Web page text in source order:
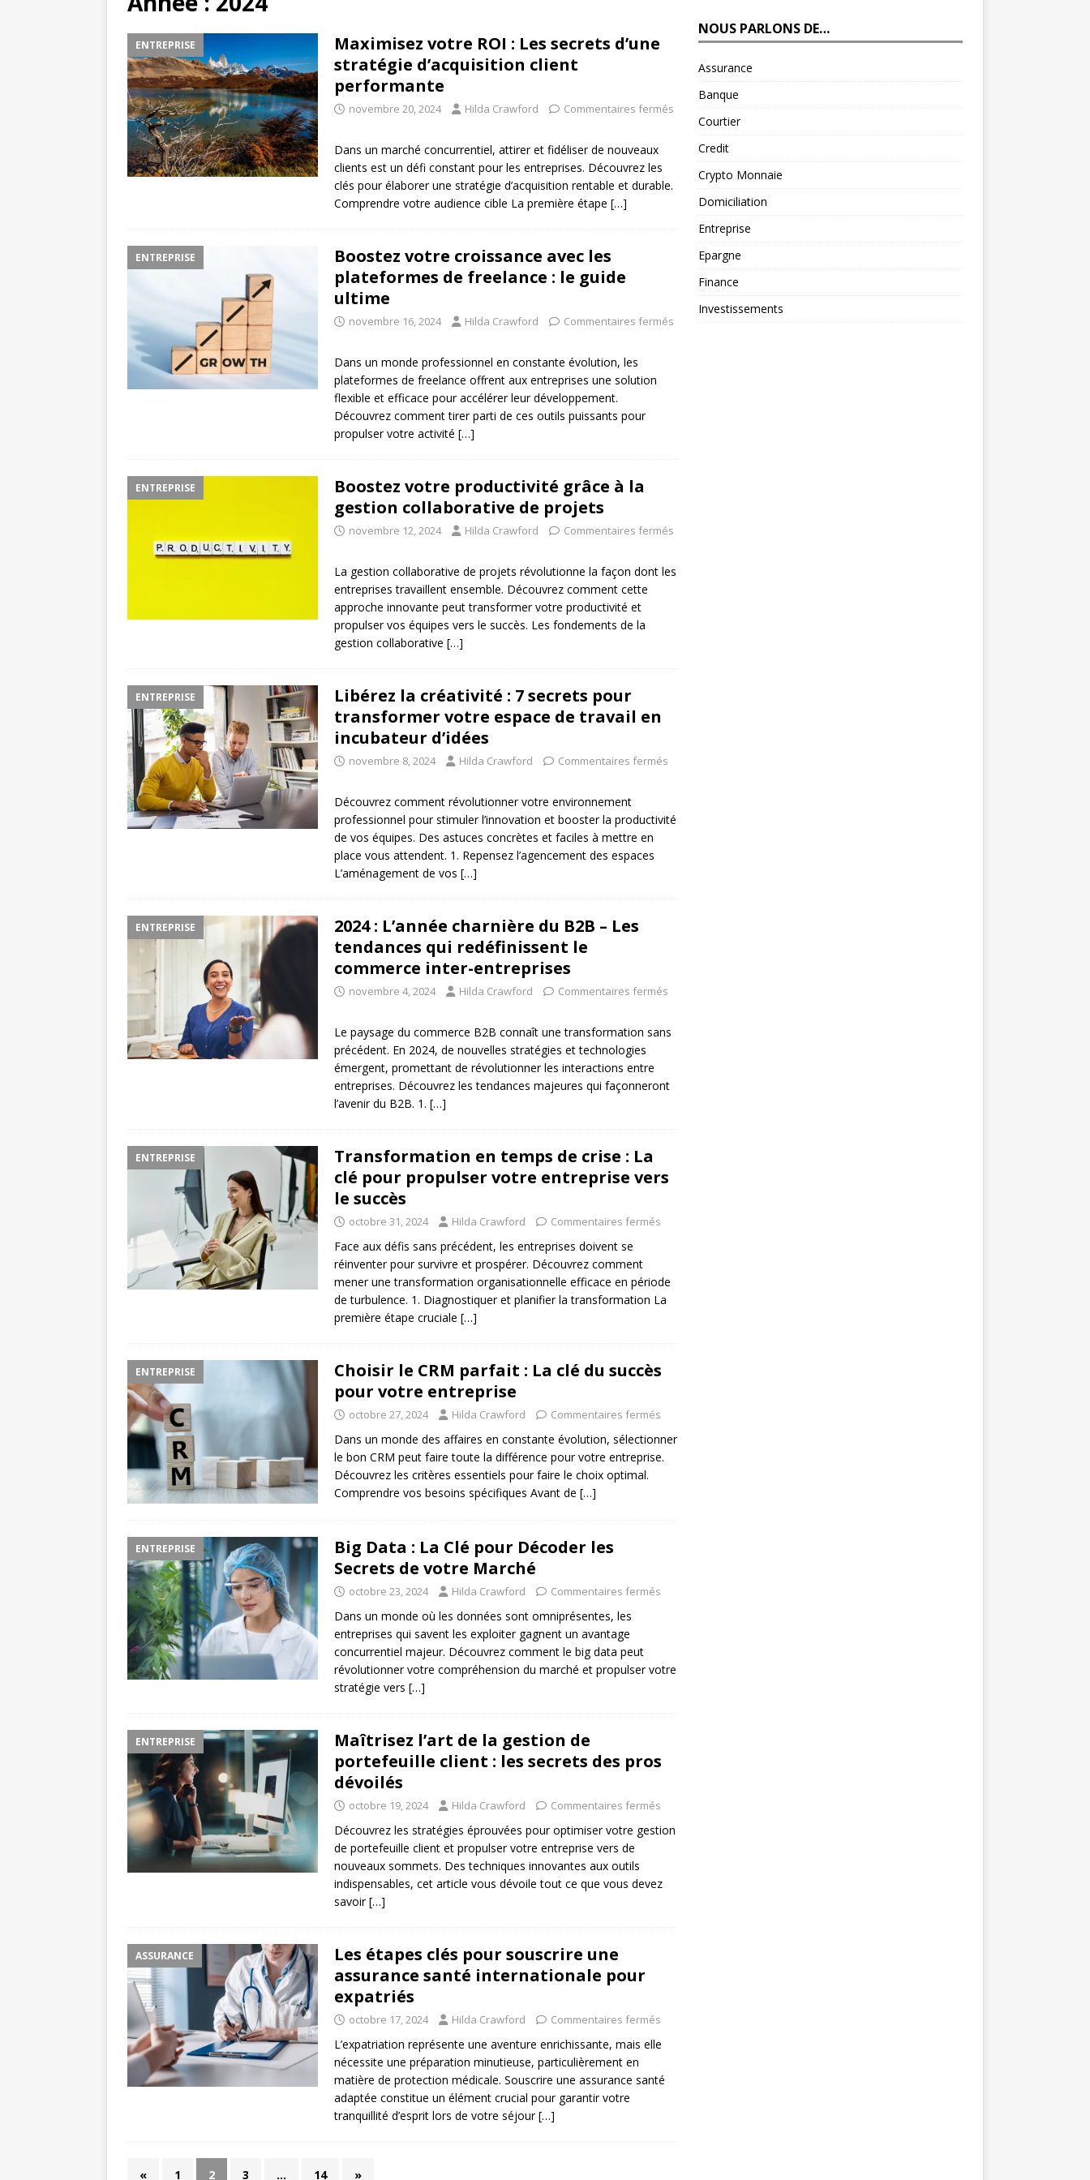
ENTREPRISE
Maximisez votre ROI : Les secrets d’une
stratégie d’acquisition client
performante
novembre 20, 2024 Hilda Crawford Commentaires fermés
Dans un marché concurrentiel, attirer et fidéliser de nouveaux
clients est un défi constant pour les entreprises. Découvrez les
clés pour élaborer une stratégie d’acquisition rentable et durable.
Comprendre votre audience cible La première étape […]
ENTREPRISE
Boostez votre croissance avec les
plateformes de freelance : le guide
ultime
novembre 16, 2024 Hilda Crawford Commentaires fermés
Dans un monde professionnel en constante évolution, les
plateformes de freelance offrent aux entreprises une solution
flexible et efficace pour accélérer leur développement.
Découvrez comment tirer parti de ces outils puissants pour
propulser votre activité […]
ENTREPRISE
Boostez votre productivité grâce à la
gestion collaborative de projets
novembre 12, 2024 Hilda Crawford Commentaires fermés
La gestion collaborative de projets révolutionne la façon dont les
entreprises travaillent ensemble. Découvrez comment cette
approche innovante peut transformer votre productivité et
propulser vos équipes vers le succès. Les fondements de la
gestion collaborative […]
ENTREPRISE
Libérez la créativité : 7 secrets pour
transformer votre espace de travail en
incubateur d’idées
novembre 8, 2024 Hilda Crawford Commentaires fermés
Découvrez comment révolutionner votre environnement
professionnel pour stimuler l’innovation et booster la productivité
de vos équipes. Des astuces concrètes et faciles à mettre en
place vous attendent. 1. Repensez l’agencement des espaces
L’aménagement de vos […]
ENTREPRISE
2024 : L’année charnière du B2B – Les
tendances qui redéfinissent le
commerce inter-entreprises
novembre 4, 2024 Hilda Crawford Commentaires fermés
Le paysage du commerce B2B connaît une transformation sans
précédent. En 2024, de nouvelles stratégies et technologies
émergent, promettant de révolutionner les interactions entre
entreprises. Découvrez les tendances majeures qui façonneront
l’avenir du B2B. 1. […]
ENTREPRISE
Transformation en temps de crise : La
clé pour propulser votre entreprise vers
le succès
octobre 31, 2024 Hilda Crawford Commentaires fermés
Face aux défis sans précédent, les entreprises doivent se
réinventer pour survivre et prospérer. Découvrez comment
mener une transformation organisationnelle efficace en période
de turbulence. 1. Diagnostiquer et planifier la transformation La
première étape cruciale […]
ENTREPRISE
Choisir le CRM parfait : La clé du succès
pour votre entreprise
octobre 27, 2024 Hilda Crawford Commentaires fermés
Dans un monde des affaires en constante évolution, sélectionner
le bon CRM peut faire toute la différence pour votre entreprise.
Découvrez les critères essentiels pour faire le choix optimal.
Comprendre vos besoins spécifiques Avant de […]
ENTREPRISE
Big Data : La Clé pour Décoder les
Secrets de votre Marché
octobre 23, 2024 Hilda Crawford Commentaires fermés
Dans un monde où les données sont omniprésentes, les
entreprises qui savent les exploiter gagnent un avantage
concurrentiel majeur. Découvrez comment le big data peut
révolutionner votre compréhension du marché et propulser votre
stratégie vers […]
ENTREPRISE
Maîtrisez l’art de la gestion de
portefeuille client : les secrets des pros
dévoilés
octobre 19, 2024 Hilda Crawford Commentaires fermés
Découvrez les stratégies éprouvées pour optimiser votre gestion
de portefeuille client et propulser votre entreprise vers de
nouveaux sommets. Des techniques innovantes aux outils
indispensables, cet article vous dévoile tout ce que vous devez
savoir[…]
ASSURANCE
Les étapes clés pour souscrire une
assurance santé internationale pour
expatriés
octobre 17, 2024 Hilda Crawford Commentaires fermés
L’expatriation représente une aventure enrichissante, mais elle
nécessite une préparation minutieuse, particulièrement en
matière de protection médicale. Souscrire une assurance santé
adaptée constitue un élément crucial pour garantir votre
tranquillité d’esprit lors de votre séjour[…]
« 1 2 3 … 14 »
NOUS PARLONS DE…
Assurance
Banque
Courtier
Credit
Crypto Monnaie
Domiciliation
Entreprise
Epargne
Finance
Investissements